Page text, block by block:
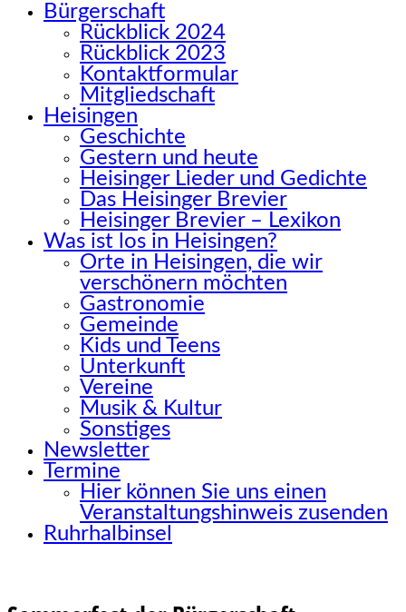
Bürgerschaft
Rückblick 2024
Rückblick 2023
Kontaktformular
Mitgliedschaft
Heisingen
Geschichte
Gestern und heute
Heisinger Lieder und Gedichte
Das Heisinger Brevier
Heisinger Brevier – Lexikon
Was ist los in Heisingen?
Orte in Heisingen, die wir
verschönern möchten
Gastronomie
Gemeinde
Kids und Teens
Unterkunft
Vereine
Musik & Kultur
Sonstiges
Newsletter
Termine
Hier können Sie uns einen
Veranstaltungshinweis zusenden
Ruhrhalbinsel